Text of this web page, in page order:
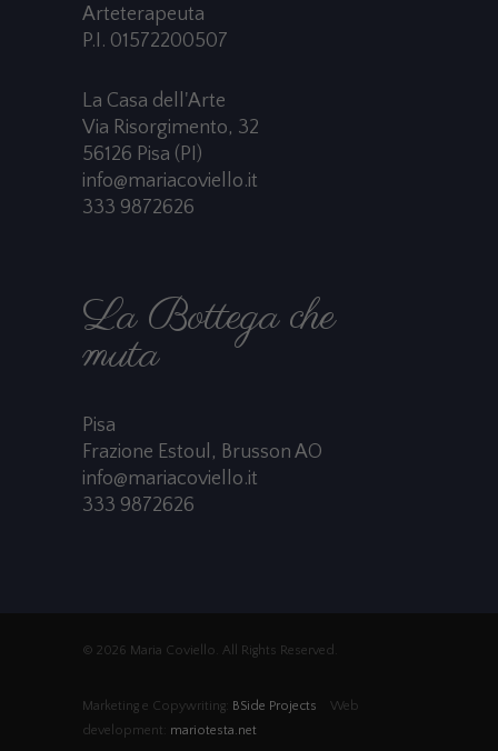
Arteterapeuta
P.I. 01572200507
La Casa dell'Arte
Via Risorgimento, 32
56126 Pisa (PI)
info@mariacoviello.it
333 9872626
La Bottega che
muta
Pisa
Frazione Estoul, Brusson AO
info@mariacoviello.it
333 9872626
© 2026 Maria Coviello. All Rights Reserved.
Marketing e Copywriting: BSide Projects Web
development: mariotesta.net